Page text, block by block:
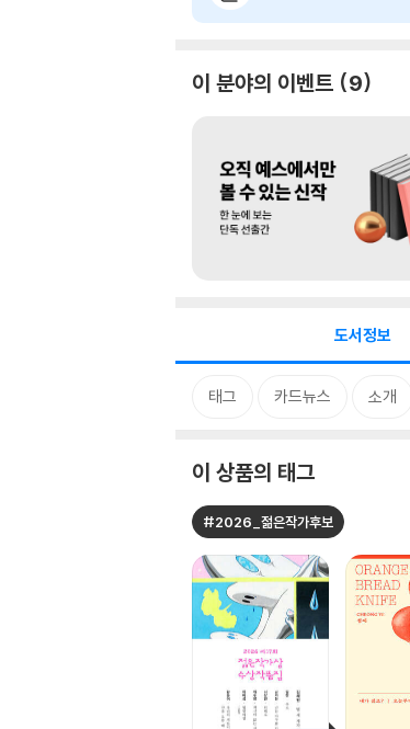
이 분야의 이벤트 9
도서정보
태그 카드뉴스 소개
이 상품의 태그
#2026_젊은작가후보